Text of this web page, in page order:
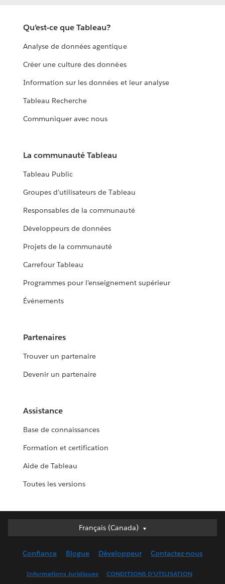
Qu’est-ce que Tableau?
Analyse de données agentique
Créer une culture des données
Information sur les données et leur analyse
Tableau Recherche
Communiquer avec nous
La communauté Tableau
Tableau Public
Groupes d’utilisateurs de Tableau
Responsables de la communauté
Développeurs de données
Projets de la communauté
Carrefour Tableau
Programmes pour l’enseignement supérieur
Événements
Partenaires
Trouver un partenaire
Devenir un partenaire
Assistance
Base de connaissances
Formation et certification
Aide de Tableau
Toutes les versions
Français (Canada)
Français (Canada)
English (UK)
Confiance Blogue Développeur Contactez-nous
Informations Juridiques CONDITIONS D’UTILISATION